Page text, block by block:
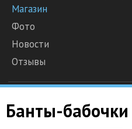
Магазин
Фото
Новости
Отзывы
Банты-бабочки